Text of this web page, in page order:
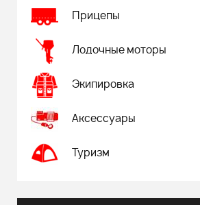
Прицепы
Лодочные моторы
Экипировка
Аксессуары
Туризм